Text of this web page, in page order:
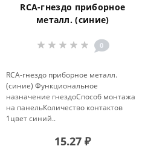
RCA-гнездо приборное
металл. (синие)
0
RCA-гнездо приборное металл.
(синие) Функциональное
назначение гнездоСпособ монтажа
на панельКоличество контактов
1цвет синий..
15.27 ₽